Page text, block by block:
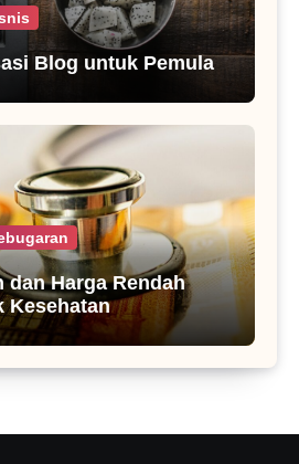
Blog untuk Pemula
dan Harga Rendah
Kesehatan